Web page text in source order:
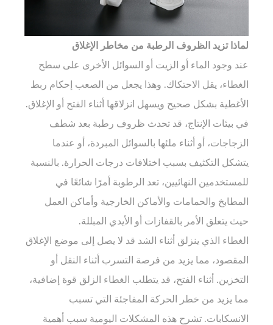
على
التعرض
للرطوبة
لماذا تزيد الظروف الرطبة من مخاطر الإغلاق
عند وجود الماء أو الزيت أو السوائل الأخرى على سطح
الغطاء، يقل الاحتكاك. وهذا يجعل من الصعب إحكام ربط
الأغطية بشكل صحيح ويسهل انزلاقها أثناء الفتح أو الإغلاق.
في بيئات الإنتاج، قد تحدث ظروف رطبة بعد شطف
الزجاجات، أو أثناء ملئها بالسوائل المبردة، أو عندما
يتشكل التكثيف بسبب اختلافات درجات الحرارة. بالنسبة
للمستخدمين النهائيين، تعد الرطوبة أمرًا شائعًا في
المطابخ والحمامات والأماكن الخارجية وأماكن العمل
حيث يتعلق الأمر بالقفازات أو الأيدي المبللة.
الغطاء الذي ينزلق أثناء الشد قد لا يصل إلى موضع الإغلاق
المقصود، مما يزيد من فرصة التسرب أثناء النقل أو
التخزين. أثناء الفتح، قد يتطلب الغطاء الزلق قوة إضافية،
مما يزيد من خطر الحركة المفاجئة التي تسبب
الانسكابات. تشرح هذه المشكلات اليومية سبب أهمية